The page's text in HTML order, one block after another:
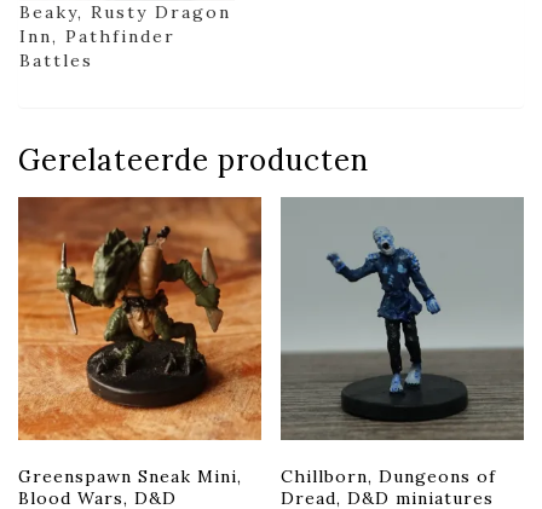
Beaky, Rusty Dragon
Inn, Pathfinder
Battles
Gerelateerde producten
Greenspawn Sneak Mini,
Blood Wars, D&D
Chillborn, Dungeons of
Dread, D&D miniatures